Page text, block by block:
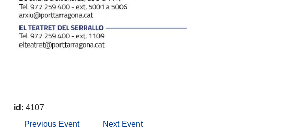
id: 4107
Previous Event
Next Event